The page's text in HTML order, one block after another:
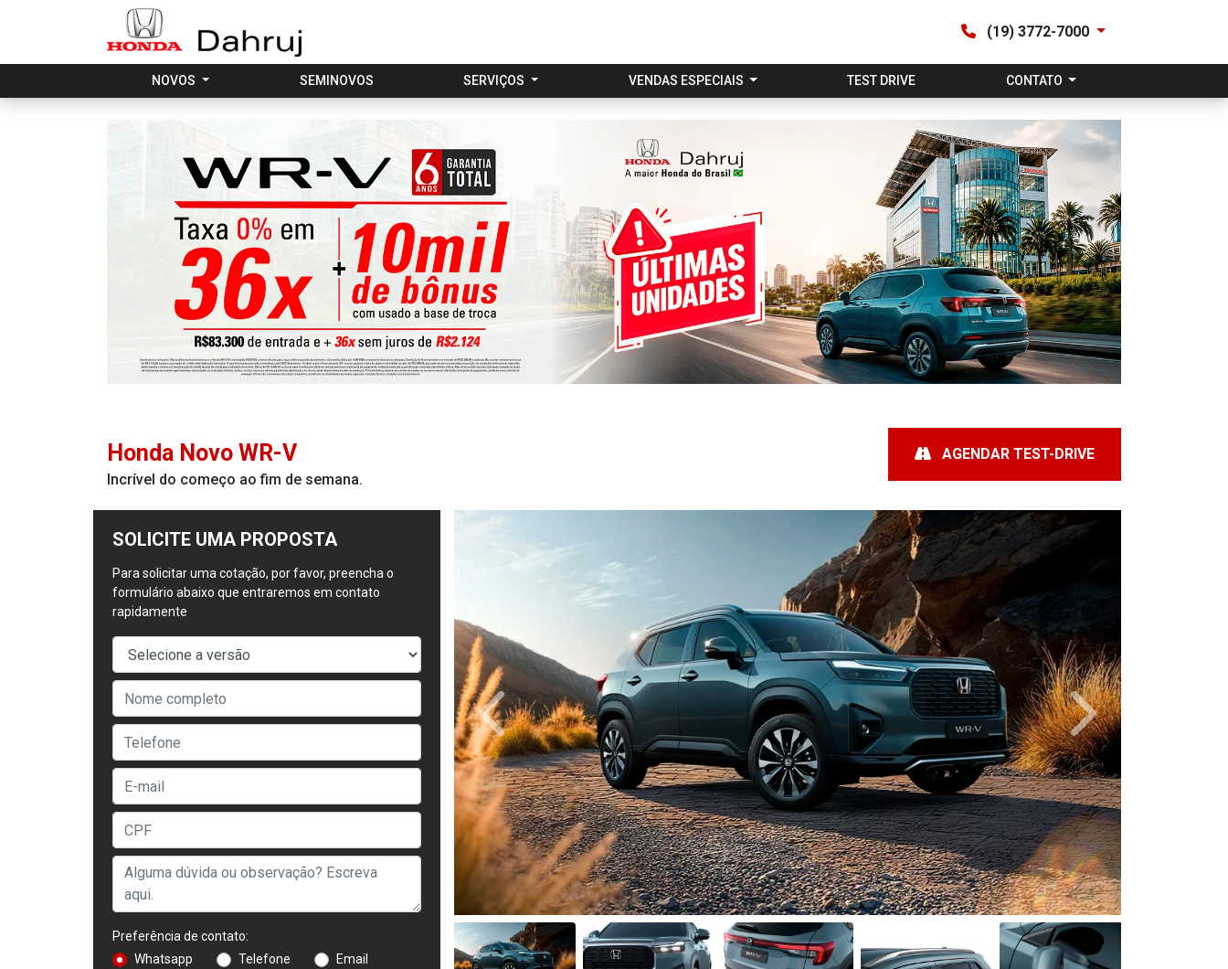
(19) 3772-7000
NOVOS SEMINOVOS SERVIÇOS VENDAS ESPECIAIS TEST DRIVE CONTATO
Honda Novo WR-V
Incrível do começo ao fim de semana.
AGENDAR TEST-DRIVE
SOLICITE UMA PROPOSTA
Para solicitar uma cotação, por favor, preencha o
formulário abaixo que entraremos em contato
rapidamente
Preferência de contato:
Whatsapp
Telefone Email
Anterior Próximo